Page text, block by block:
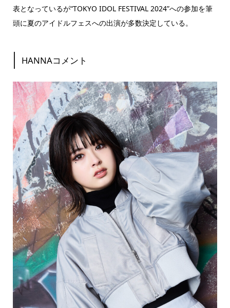
表となっているが“TOKYO IDOL FESTIVAL 2024”への参加を筆
頭に夏のアイドルフェスへの出演が多数決定している。
HANNAコメント